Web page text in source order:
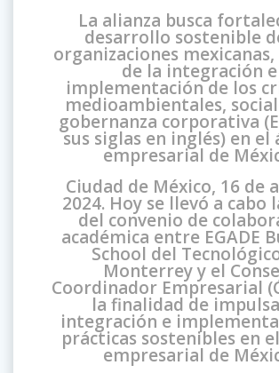
La alianza busca
desarrollo sostenible
organizaciones
de la integración e
implementación de los
medioambientales,
gobernanza corporativa
sus siglas en inglés) en
empresarial de
Ciudad de México, 16 de
2024. Hoy se llevó a cabo
del convenio de
académica entre EGADE
School del
Monterrey y el
Coordinador Empresarial
la finalidad de
integración e
prácticas sostenibles en
empresarial de